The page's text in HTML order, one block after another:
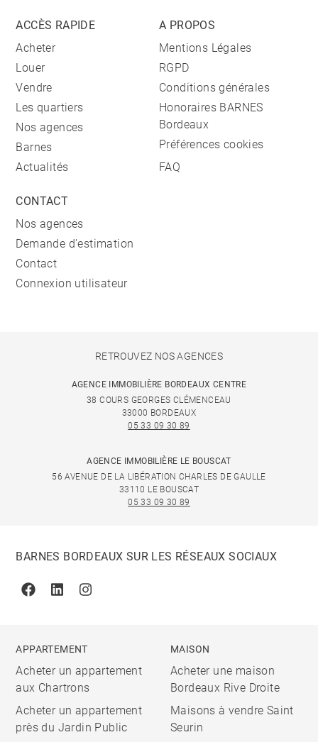
ACCÈS RAPIDE
Acheter
Louer
Vendre
Les quartiers
Nos agences
Barnes
Actualités
A PROPOS
Mentions Légales
RGPD
Conditions générales
Honoraires BARNES
Bordeaux
Préférences cookies
FAQ
CONTACT
Nos agences
Demande d'estimation
Contact
Connexion utilisateur
RETROUVEZ NOS AGENCES
AGENCE IMMOBILIÈRE BORDEAUX CENTRE
38 COURS GEORGES CLÉMENCEAU
33000 BORDEAUX
05 33 09 30 89
AGENCE IMMOBILIÈRE LE BOUSCAT
56 AVENUE DE LA LIBÉRATION CHARLES DE GAULLE
33110 LE BOUSCAT
05 33 09 30 89
BARNES BORDEAUX SUR LES RÉSEAUX SOCIAUX
FacebookLinkedinInstagram
APPARTEMENT
Acheter un appartement
aux Chartrons
Acheter un appartement
près du Jardin Public
MAISON
Acheter une maison
Bordeaux Rive Droite
Maisons à vendre Saint
Seurin